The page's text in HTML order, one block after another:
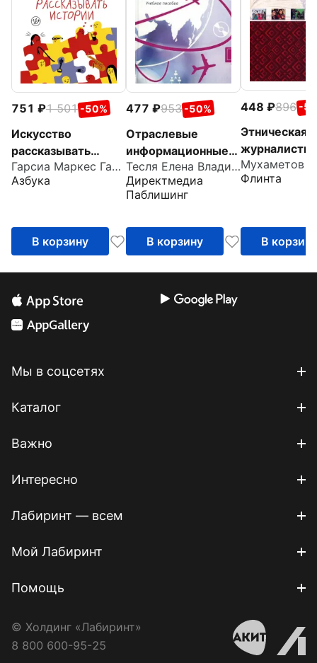
751 1 501 -50%
Искусство
рассказывать
истории
Гарсиа Маркес Габриэль
Азбука
В корзину
477 953 -50%
Отраслевые
информационные
ресурсы. Учебное
пособие
Тесля Елена Владимировна
Директмедиа
Паблишинг
В корзину
448 896 -
Этническая
Практикум
Флинта
В корзину
Мы в соцсетях
Каталог
Важно
Интересно
Лабиринт — всем
Мой Лабиринт
Помощь
© Холдинг «Лабиринт»
8 800 600-95-25